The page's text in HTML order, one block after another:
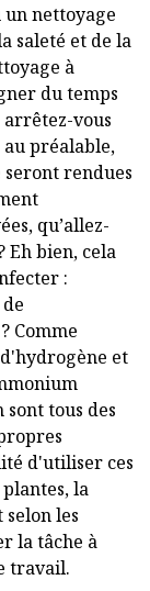
un nettoyage
saleté et de la
à
du temps
vous
au préalable,
rendues
qu’allez-
Eh bien, cela
:
Comme
et
tous des
d'utiliser ces
plantes, la
les
la tâche à
travail.